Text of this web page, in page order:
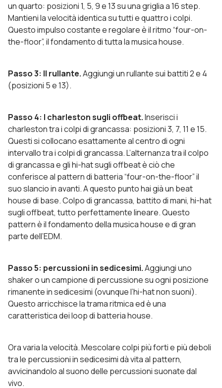
un quarto: posizioni 1, 5, 9 e 13 su una griglia a 16 step.
Mantieni la velocità identica su tutti e quattro i colpi.
Questo impulso costante e regolare è il ritmo “four-on-
the-floor”, il fondamento di tutta la musica house.
Passo 3: Il rullante.Aggiungi un rullante sui battiti 2 e 4
(posizioni 5 e 13).
Passo 4: I charleston sugli offbeat.Inserisci i
charleston tra i colpi di grancassa: posizioni 3, 7, 11 e 15.
Questi si collocano esattamente al centro di ogni
intervallo tra i colpi di grancassa. L’alternanza tra il colpo
di grancassa e gli hi-hat sugli offbeat è ciò che
conferisce al pattern di batteria “four-on-the-floor” il
suo slancio in avanti. A questo punto hai già un beat
house di base. Colpo di grancassa, battito di mani, hi-hat
sugli offbeat, tutto perfettamente lineare. Questo
pattern è il fondamento della musica house e di gran
parte dell’EDM.
Passo 5: percussioni in sedicesimi.Aggiungi uno
shaker o un campione di percussione su ogni posizione
rimanente in sedicesimi (ovunque l’hi-hat non suoni).
Questo arricchisce la trama ritmica ed è una
caratteristica dei loop di batteria house.
Ora varia la velocità. Mescolare colpi più forti e più deboli
tra le percussioni in sedicesimi dà vita al pattern,
avvicinandolo al suono delle percussioni suonate dal
vivo.